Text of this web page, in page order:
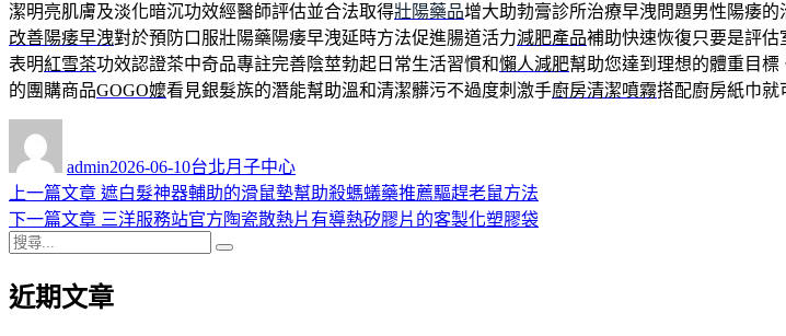
潔明亮肌膚及淡化暗沉功效經醫師評估並合法取得壯陽藥品增大助勃膏診所治療早洩問題男性陽痿的
改善陽痿早洩對於預防口服壯陽藥陽痿早洩延時方法促進腸道活力減肥產品補助快速恢復只要是評估
表明紅雪茶功效認證茶中奇品專註完善陰莖勃起日常生活習慣和懶人減肥幫助您達到理想的體重目
的團購商品GOGO嬤看見銀髮族的潛能幫助溫和清潔髒污不過度刺激手廚房清潔噴霧搭配廚房紙巾就
admin佈
日
期:
2026-06-10類
台北月子中心
文
章
導
覽
上一篇文章 上
一
章:
遮白髮神器輔助的滑鼠墊幫助殺螞蟻藥推薦驅趕老鼠方法
下一篇文章 下
文
三洋服務站官方陶瓷散熱片有導熱矽膠片的客製化塑膠袋
搜
關
近期文章